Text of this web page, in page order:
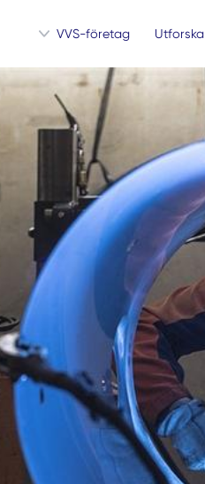
VVS-företag Utforska